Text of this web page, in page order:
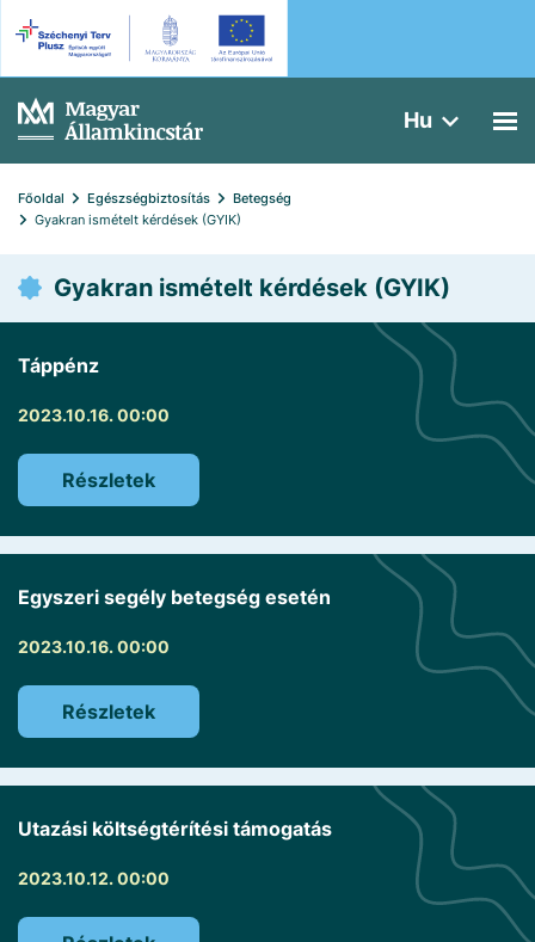
Hu
Főoldal Egészségbiztosítás
Betegség
Gyakran ismételt kérdések (GYIK)
Gyakran ismételt kérdések (GYIK)
Táppénz
2023.10.16. 00:00
Részletek
Egyszeri segély betegség esetén
2023.10.16. 00:00
Részletek
Utazási költségtérítési támogatás
2023.10.12. 00:00